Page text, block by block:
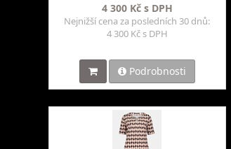
4 300 Kč s DPH
Nejnižší cena za posledních 30 dnů:
4 300 Kč s DPH
Podrobnosti